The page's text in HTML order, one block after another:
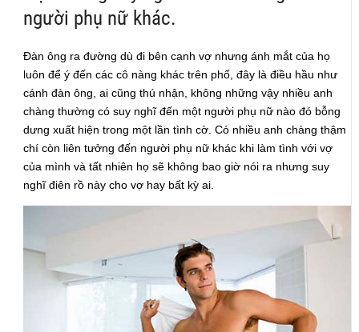
người phụ nữ khác.
Đàn ông ra đường dù đi bên cạnh vợ nhưng ánh mắt của họ
luôn để ý đến các cô nàng khác trên phố, đây là điều hầu như
cánh đàn ông, ai cũng thú nhận, không những vậy nhiều anh
chàng thường có suy nghĩ đến một người phụ nữ nào đó bỗng
dưng xuất hiện trong một lần tình cờ. Có nhiều anh chàng thậm
chí còn liên tưởng đến người phụ nữ khác khi làm tình với vợ
của mình và tất nhiên họ sẽ không bao giờ nói ra nhưng suy
nghĩ điên rồ này cho vợ hay bất kỳ ai.